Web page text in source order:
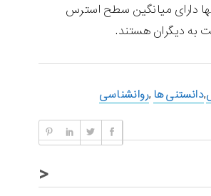
دارای میانگین سطح استرس
به دیگران هستند.
,دانستنی ها ,روانشناسی
<